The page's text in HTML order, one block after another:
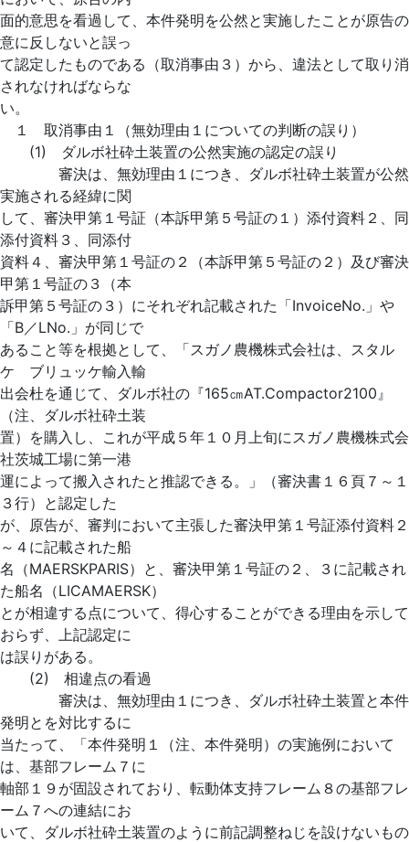
面的意思を看過して、本件発明を公然と実施したことが原告の
意に反しないと誤っ
て認定したものである（取消事由３）から、違法として取り消
されなければならな
い。
１ 取消事由１（無効理由１についての判断の誤り）
(1) ダルボ社砕土装置の公然実施の認定の誤り
審決は、無効理由１につき、ダルボ社砕土装置が公然
実施される経緯に関
して、審決甲第１号証（本訴甲第５号証の１）添付資料２、同
添付資料３、同添付
資料４、審決甲第１号証の２（本訴甲第５号証の２）及び審決
甲第１号証の３（本
訴甲第５号証の３）にそれぞれ記載された「InvoiceNo.」や
「B／LNo.」が同じで
あること等を根拠として、「スガノ農機株式会社は、スタル
ケ ブリュッケ輸入輸
出会杜を通じて、ダルボ社の『165㎝AT.Compactor2100』
（注、ダルボ社砕土装
置）を購入し、これが平成５年１０月上旬にスガノ農機株式会
社茨城工場に第一港
運によって搬入されたと推認できる。」（審決書１６頁７～１
３行）と認定した
が、原告が、審判において主張した審決甲第１号証添付資料２
～４に記載された船
名（MAERSKPARIS）と、審決甲第１号証の２、３に記載され
た船名（LICAMAERSK）
とが相違する点について、得心することができる理由を示して
おらず、上記認定に
は誤りがある。
(2) 相違点の看過
審決は、無効理由１につき、ダルボ社砕土装置と本件
発明とを対比するに
当たって、「本件発明１（注、本件発明）の実施例において
は、基部フレーム７に
軸部１９が固設されており、転動体支持フレーム８の基部フレ
ーム７への連結にお
いて、ダルボ社砕土装置のように前記調整ねじを設けないもの